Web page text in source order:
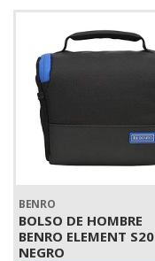
BENRO
BOLSO DE HOMBRE
BENRO ELEMENT S20
NEGRO